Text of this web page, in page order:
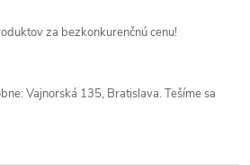
za bezkonkurenčnú cenu!
Vajnorská 135, Bratislava. Tešíme sa